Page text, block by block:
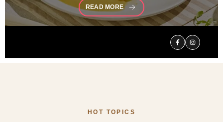
READ MORE
HOT TOPICS